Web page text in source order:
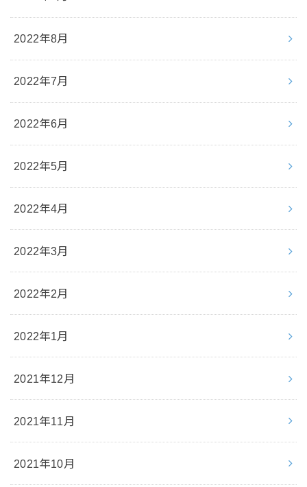
2022年8月
2022年7月
2022年6月
2022年5月
2022年4月
2022年3月
2022年2月
2022年1月
2021年12月
2021年11月
2021年10月